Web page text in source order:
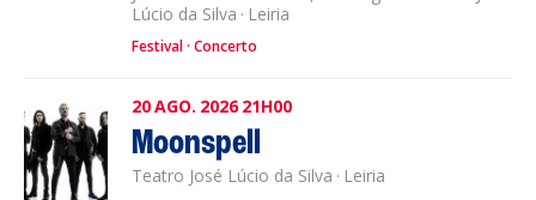
Lúcio da Silva · Leiria
Festival Concerto
20AGO. 2026 21H00
Moonspell
Teatro José Lúcio da Silva · Leiria